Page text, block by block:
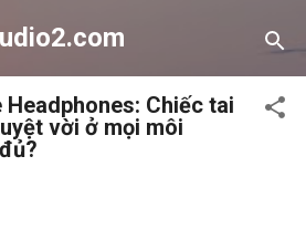
đến nội dung chính
Chiếc tai
vời ở mọi môi